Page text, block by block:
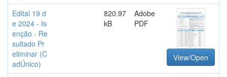
Edital 19 d
e 2024 - Is
enção - Re
sultado Pr
eliminar (C
adÚnico)
820.97
kB
Adobe
PDF
View/Open